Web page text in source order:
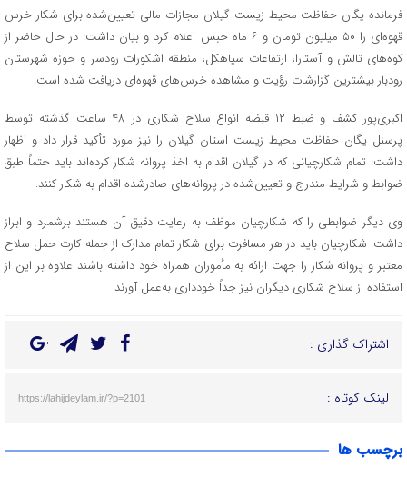
فرمانده یگان حفاظت محیط زیست گیلان مجازات مالی تعیین‌شده برای شکار خرس
قهوه‌ای را ۵۰ میلیون تومان و ۶ ماه حبس اعلام کرد و بیان داشت: در حال حاضر از
کوه‌های تالش و آستارا، ارتفاعات سیاهکل، منطقه اشکورات رودسر و حوزه شهرستان
رودبار بیشترین گزارشات رؤیت و مشاهده خرس‌های قهوه‌ای دریافت شده است.
اکبری‌پور کشف و ضبط ۱۲ قبضه انواع سلاح شکاری در ۴۸ ساعت گذشته توسط
پرسنل یگان حفاظت محیط زیست استان گیلان را نیز مورد تأکید قرار داد و اظهار
داشت: تمام شکارچیانی که در گیلان اقدام به اخذ پروانه شکار کرده‌اند باید حتماً طبق
ضوابط و شرایط مندرج و تعیین‌شده در پروانه‌های صادرشده اقدام به شکار کنند.
وی دیگر ضوابطی را که شکارچیان موظف به رعایت دقیق آن هستند برشمرد و ابراز
داشت: شکارچیان باید در هر مسافرت برای شکار تمام مدارک از جمله کارت حمل سلاح
معتبر و پروانه شکار را جهت ارائه به مأموران همراه خود داشته باشند علاوه بر این از
استفاده از سلاح شکاری دیگران نیز جداً خودداری به‌عمل آورند
اشتراک گذاری :
لینک کوتاه : https://lahijdeylam.ir/?p=2101
برچسب ها